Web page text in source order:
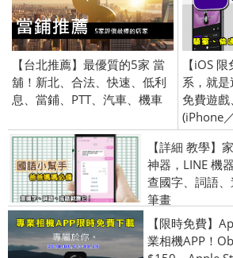
【台北推薦】最優質的5家 當
舖！新北、合法、快速、低利
息、當鋪、PTT、汽車、機車
【iOS
系，就
免費遊
(iPhone
【詳細 教學】
神器，LINE 機
查國字、詞語、
筆畫
【限時免費】
業相機APP！